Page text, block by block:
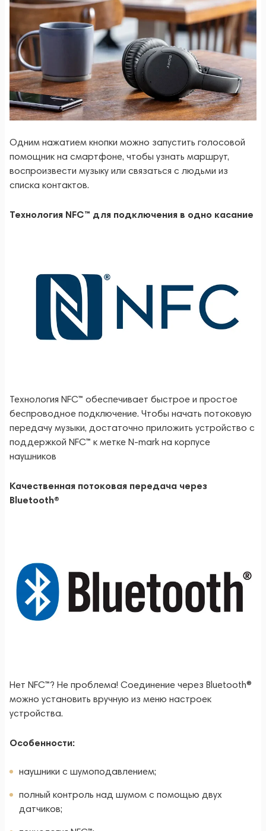
Одним нажатием кнопки можно запустить голосовой
помощник на смартфоне, чтобы узнать маршрут,
воспроизвести музыку или связаться с людьми из
списка контактов.
Технология NFC™ для подключения в одно касание
Технология NFC™ обеспечивает быстрое и простое
беспроводное подключение. Чтобы начать потоковую
передачу музыки, достаточно приложить устройство с
поддержкой NFC™ к метке N-mark на корпусе
наушников
Качественная потоковая передача через
Bluetooth®
Нет NFC™? Не проблема! Соединение через Bluetooth®
можно установить вручную из меню настроек
устройства.
Особенности:
наушники с шумоподавлением;
полный контроль над шумом с помощью двух
датчиков;